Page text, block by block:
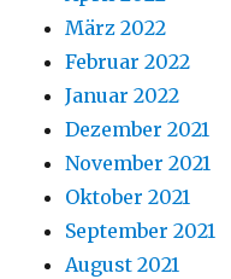
März 2022
Februar 2022
Januar 2022
Dezember 2021
November 2021
Oktober 2021
September 2021
August 2021